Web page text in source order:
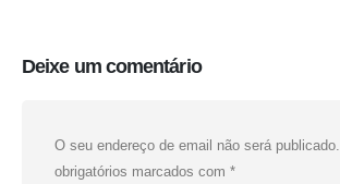
Deixe um comentário
O seu endereço de email não será publicado.
obrigatórios marcados com *